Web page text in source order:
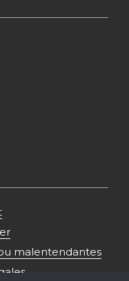
malentendantes